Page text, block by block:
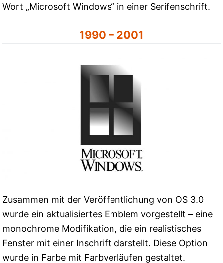
Wort „Microsoft Windows“ in einer Serifenschrift.
1990 – 2001
Zusammen mit der Veröffentlichung von OS 3.0
wurde ein aktualisiertes Emblem vorgestellt – eine
monochrome Modifikation, die ein realistisches
Fenster mit einer Inschrift darstellt. Diese Option
wurde in Farbe mit Farbverläufen gestaltet.